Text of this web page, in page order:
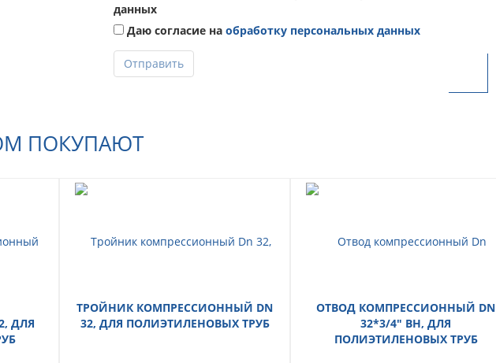
данных
Даю согласие на обработку персональных данных
Отправить
ПОКУПАЮТ
ДЛЯ
ТРОЙНИК КОМПРЕССИОННЫЙ DN
32, ДЛЯ ПОЛИЭТИЛЕНОВЫХ ТРУБ
ОТВОД КОМПРЕССИОННЫЙ DN
32*3/4" ВН, ДЛЯ
ПОЛИЭТИЛЕНОВЫХ ТРУБ